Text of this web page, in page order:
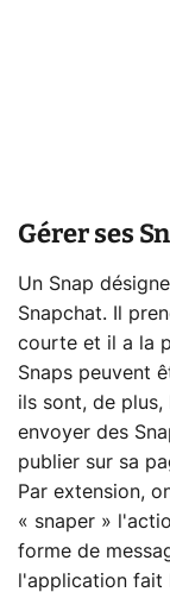
Gérer ses
Un Snap
Snapchat. Il
courte et il a la
Snaps peuvent
ils sont, de plus,
envoyer des
publier sur sa
Par extension,
« snaper »
forme de
l'application fait